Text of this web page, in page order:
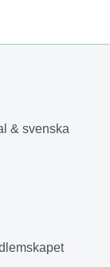
& svenska